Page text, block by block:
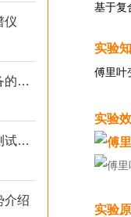
仪
如何利用功率探测器优化无线设备的性能？
如何使用积分球功率计提高光学测试的准确性？
介绍
基于复
实验
傅里叶
实验
实验